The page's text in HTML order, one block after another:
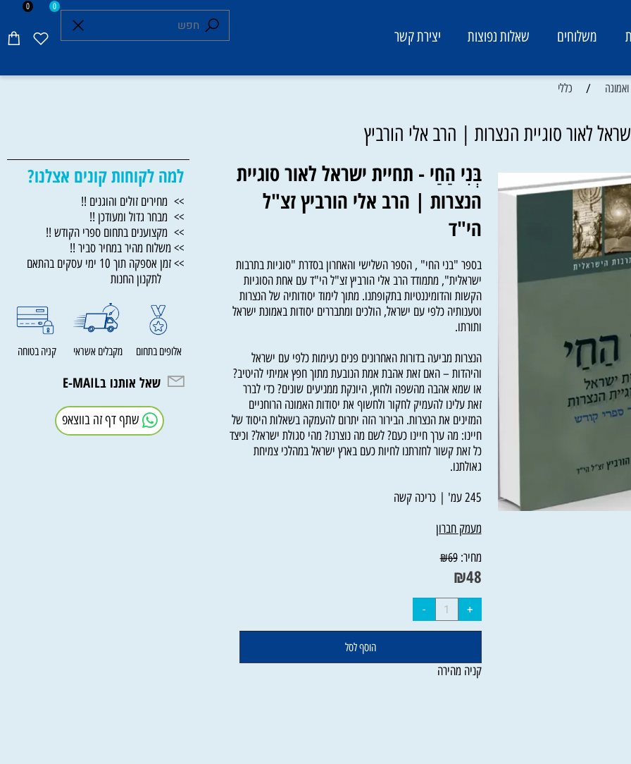
0 0
משלוחים שאלות נפוצות יצירת קשר
/ כללי
לאור סוגיית הנצרות | הרב אלי הורביץ
בְּנִי הַחַי - תחיית ישראל לאור סוגיית
הנצרות | הרב אלי הורביץ זצ"ל
הי"ד
בספר "בני החי" , הספר השלישי והאחרון בסדרת "סוגיות בתרבות
ישראלית", מתמודד הרב אלי הורביץ זצ"ל הי"ד עם אחת הסוגיות
הקשות והדומיננטיות בתקופתנו. מתוך לימוד יסודותיה של הנצרות
וטענותיה כלפי עם ישראל, הולכים ומתבררים יסודות באמונת ישראל
הנצרות מביעה בדורות האחרונים פנים נעימות כלפי עם ישראל
והיהדות – האם זאת אהבת אמת הנובעת מתוך חפץ אמיתי להיטיב?
או שמא אהבה מהשפה ולחוץ, היונקת ממניעים שונים? כדי לברר
זאת עלינו להעמיק לחקור ולחשוף את יסודות האמונה הרוחניים
המזינים את הנצרות. הבירור הזה יתרום להעמקה בשאלות היסוד של
חיינו: מה ערך חיינו כעם? לשם מה נוצרנו? מהי סגולת ישראל? וכיצד
כל זאת קשור לחזרתנו לחיות כעם בארץ ישראל במהלכי צמיחת
מעמק חברון
מחיר: ₪69
₪
למה לקוחות קונים אצלנו?
>> מחירים זולים והוגנים !!
>> מבחר גדול ומעודכן !!
>> מקצוענים בתחום ספרי הקודש !!
>> משלוח מהיר במחיר סביר !!
>> זמן אספקה תוך 10 ימי עסקים בהתאם
לתקנון החנות
שתף דף זה בווצאפ